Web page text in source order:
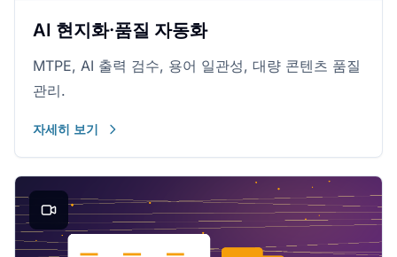
AI 현지화·품질 자동화
MTPE, AI 출력 검수, 용어 일관성, 대량 콘텐츠 품질
관리.
자세히 보기